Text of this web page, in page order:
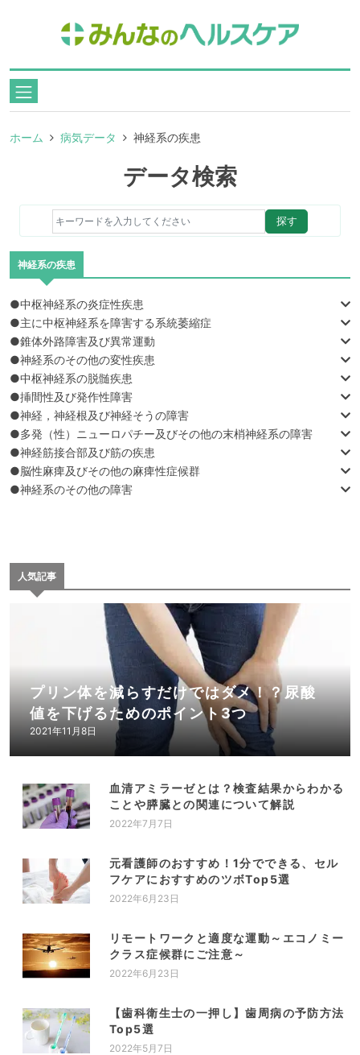
ホーム 病気データ 神経系の疾患
データ検索
探す
神経系の疾患
●中枢神経系の炎症性疾患
●主に中枢神経系を障害する系統萎縮症
●錐体外路障害及び異常運動
●神経系のその他の変性疾患
●中枢神経系の脱髄疾患
●挿間性及び発作性障害
●神経，神経根及び神経そうの障害
●多発（性）ニューロパチー及びその他の末梢神経系の障害
●神経筋接合部及び筋の疾患
●脳性麻痺及びその他の麻痺性症候群
●神経系のその他の障害
人気記事
プリン体を減らすだけではダメ！？尿酸
値を下げるためのポイント3つ
2021年11月8日
血清アミラーゼとは？検査結果からわかる
ことや膵臓との関連について解説
2022年7月7日
元看護師のおすすめ！1分でできる、セル
フケアにおすすめのツボTop5選
2022年6月23日
リモートワークと適度な運動～エコノミー
クラス症候群にご注意～
2022年6月23日
【歯科衛生士の一押し】歯周病の予防方法
Top5選
2022年5月7日